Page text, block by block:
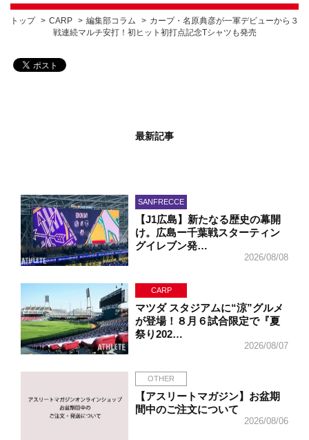
トップ CARP 編集部コラム
カープ・名原典彦が一軍デビューから３
戦連続マルチ安打！初ヒット初打点記念Tシャツも発売
最新記事
SANFRECCE
【J1広島】新たなる歴史の幕開
け。広島ー千葉戦スターティン
グイレブン発…
2026/08/08
CARP
マツダ スタジアムに“涼”グルメ
が登場！８月６試合限定で『夏
祭り202…
2026/08/07
OTHER
【アスリートマガジン】お盆期
間中のご注文について
2026/08/06